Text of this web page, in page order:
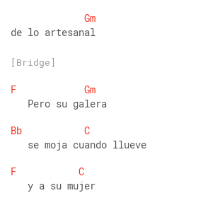
Gm
de lo artesanal
[Bridge]
F
Gm
   Pero su galera
Bb
C
   se moja cuando llueve
F
C
   y a su mujer